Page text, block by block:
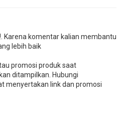
Karena komentar kalian membantu
lebih baik
promosi produk saat
ditampilkan. Hubungi
menyertakan link dan promosi